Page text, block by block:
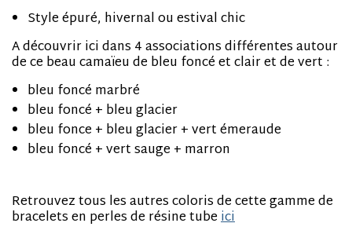
Style épuré, hivernal ou estival chic
A découvrir ici dans 4 associations différentes autour
de ce beau camaïeu de bleu foncé et clair et de vert :
bleu foncé marbré
bleu foncé + bleu glacier
bleu fonce + bleu glacier + vert émeraude
bleu foncé + vert sauge + marron
Retrouvez tous les autres coloris de cette gamme de
bracelets en perles de résine tubeici